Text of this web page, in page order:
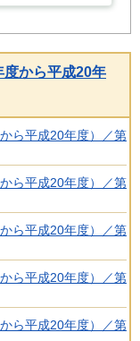
から平成20年
ら平成20年度）／第
ら平成20年度）／第
ら平成20年度）／第
ら平成20年度）／第
ら平成20年度）／第